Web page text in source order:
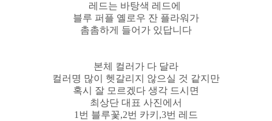
레드는 바탕색 레드에
블루 퍼플 옐로우 잔 플라워가
촘촘하게 들어가 있답니다
본체 컬러가 다 달라
컬러명 많이 헷갈리지 않으실 것 같지만
혹시 잘 모르겠다 생각 드시면
최상단 대표 사진에서
1번 블루꽃,2번 카키,3번 레드